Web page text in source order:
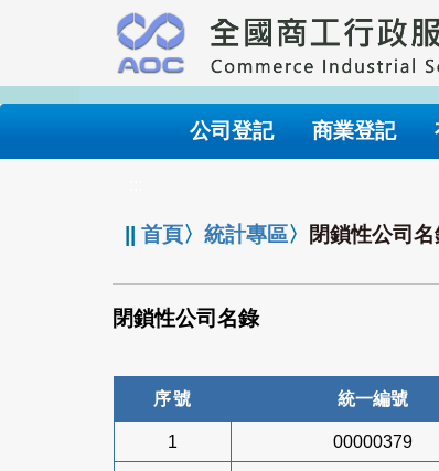
要
內
公司登記 商業登記
||首頁〉統計專區〉 閉鎖性公司
閉鎖性公司名錄
序號 統一編號
1 00000379